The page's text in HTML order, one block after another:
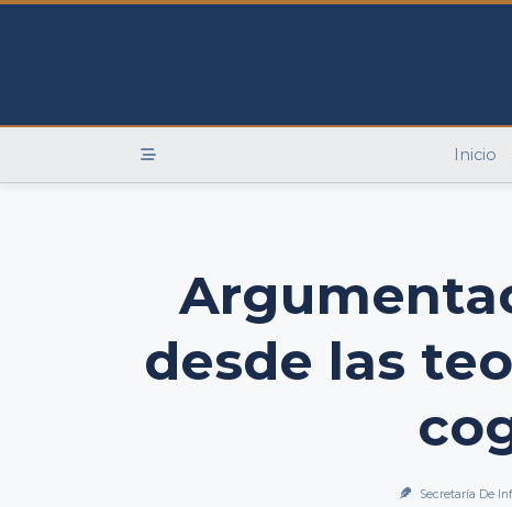
Skip
Inicio
desde las
Secretaría De